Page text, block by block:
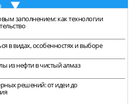
заполнением: как технологии
в видах, особенностях и выборе
из нефти в чистый алмаз
решений: от идеи до